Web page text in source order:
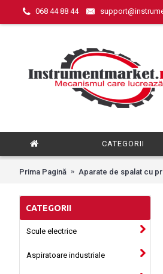
068 44 88 44
CATEGORII
Prima Pagină Aparate de spalat cu
CATEGORII
Scule electrice
Aspiratoare industriale